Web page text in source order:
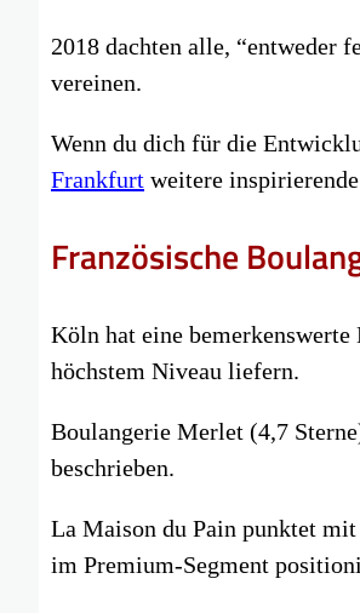
2018 dachten alle, “entweder
vereinen.
Wenn du dich für die
Frankfurt weitere
Französische
Köln hat eine
höchstem Niveau liefern.
Boulangerie Merlet (4,7
beschrieben.
La Maison du Pain punktet
im Premium-Segment